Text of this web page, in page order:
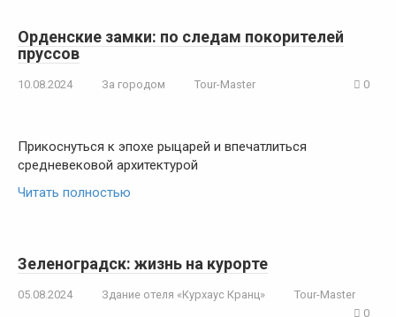
Орденские замки: по следам покорителей
пруссов
10.08.2024 За городом Tour-Master 0
Прикоснуться к эпохе рыцарей и впечатлиться
средневековой архитектурой
Читать полностью
Зеленоградск: жизнь на курорте
05.08.2024 Здание отеля «Курхаус Кранц»
Tour-Master
0